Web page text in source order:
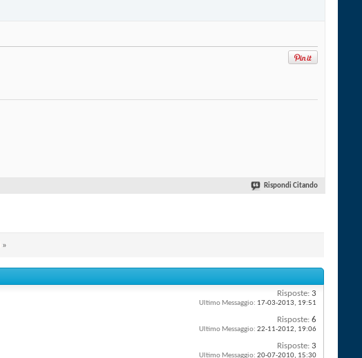
Rispondi Citando
»
Risposte: 3
Ultimo Messaggio: 17-03-2013, 19:51
Risposte: 6
Ultimo Messaggio: 22-11-2012, 19:06
Risposte: 3
Ultimo Messaggio: 20-07-2010, 15:30